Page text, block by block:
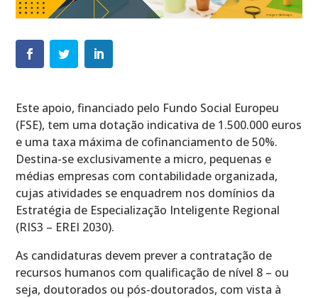
Este apoio, financiado pelo Fundo Social Europeu
(FSE), tem uma dotação indicativa de 1.500.000 euros
e uma taxa máxima de cofinanciamento de 50%.
Destina-se exclusivamente a micro, pequenas e
médias empresas com contabilidade organizada,
cujas atividades se enquadrem nos domínios da
Estratégia de Especialização Inteligente Regional
(RIS3 – EREI 2030).
As candidaturas devem prever a contratação de
recursos humanos com qualificação de nível 8 – ou
seja, doutorados ou pós-doutorados, com vista à